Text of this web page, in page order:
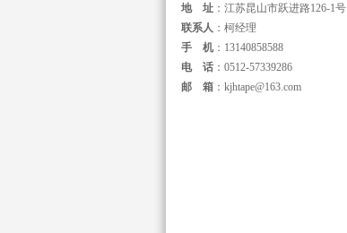
地 址 ：江苏昆山市跃进路126-1号
联系人 ：柯经理
手 机 ：13140858588
电 话 ：0512-57339286
邮 箱 ：kjhtape@163.com